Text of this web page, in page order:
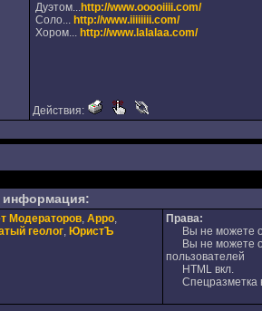
Дуэтом...http://www.ooooiiii.com/
Соло... http://www.iiiiiiii.com/
Хором... http://www.lalalaa.com/
Действия:
информация:
Модераторов, Appo,
геолог, ЮристЪ
Права:
Вы не можете
Вы не можете
пользователей
HTML вкл.
Спецразметка